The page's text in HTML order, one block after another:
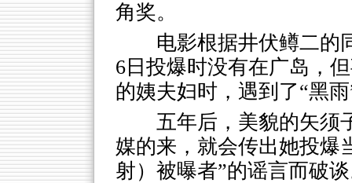
角奖。
电影根据井伏鳟二的
6日投爆时没有在广岛，
的姨夫妇时，遇到了“黑
五年后，美貌的矢须
媒的来，就会传出她投爆
射）被曝者”的谣言而破